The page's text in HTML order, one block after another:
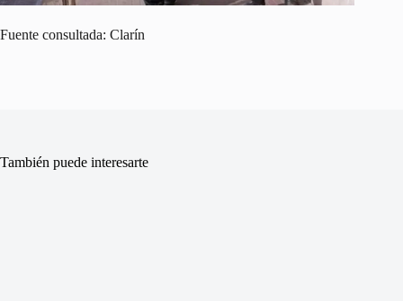
Fuente consultada: Clarín
También puede interesarte